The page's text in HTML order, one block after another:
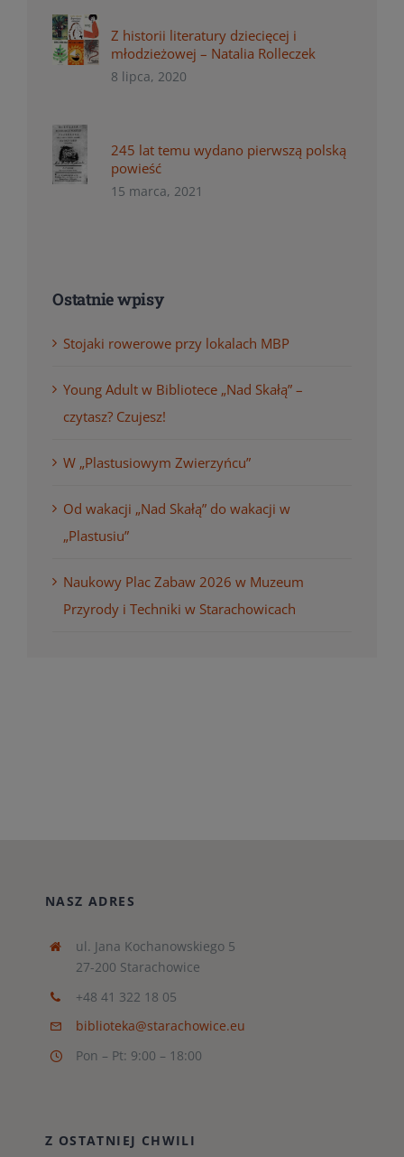
Z historii literatury dziecięcej i
młodzieżowej – Natalia Rolleczek
8 lipca, 2020
245 lat temu wydano pierwszą polską
powieść
15 marca, 2021
Ostatnie wpisy
Stojaki rowerowe przy lokalach MBP
Young Adult w Bibliotece „Nad Skałą” –
czytasz? Czujesz!
W „Plastusiowym Zwierzyńcu”
Od wakacji „Nad Skałą” do wakacji w
„Plastusiu”
Naukowy Plac Zabaw 2026 w Muzeum
Przyrody i Techniki w Starachowicach
NASZ ADRES
ul. Jana Kochanowskiego 5
27-200 Starachowice
+48 41 322 18 05
biblioteka@starachowice.eu
Pon – Pt: 9:00 – 18:00
Z OSTATNIEJ CHWILI